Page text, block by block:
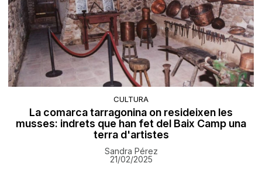
CULTURA
La comarca tarragonina on resideixen les
musses: indrets que han fet del Baix Camp una
terra d'artistes
Sandra Pérez
21/02/2025